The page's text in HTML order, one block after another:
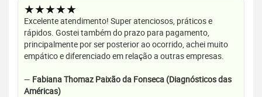
★★★★★
Excelente atendimento! Super atenciosos, práticos e
rápidos. Gostei também do prazo para pagamento,
principalmente por ser posterior ao ocorrido, achei muito
empático e diferenciado em relação a outras empresas.
— Fabiana Thomaz Paixão da Fonseca (Diagnósticos das
Américas)